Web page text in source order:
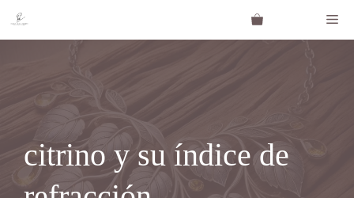
contenido
citrino y su índice de